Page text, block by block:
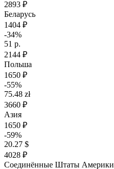
2893 ₽
Беларусь
1404 ₽
-34%
51 р.
2144 ₽
Польша
1650 ₽
-55%
75.48 zł
3660 ₽
Азия
1650 ₽
-59%
20.27 $
4028 ₽
Соединённые Штаты Америки